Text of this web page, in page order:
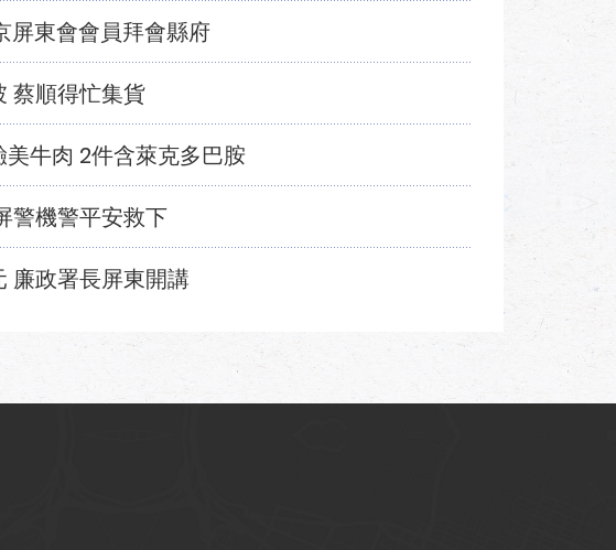
屏東會會員拜會縣府
蔡順得忙集貨
牛肉 2件含萊克多巴胺
警機警平安救下
廉政署長屏東開講